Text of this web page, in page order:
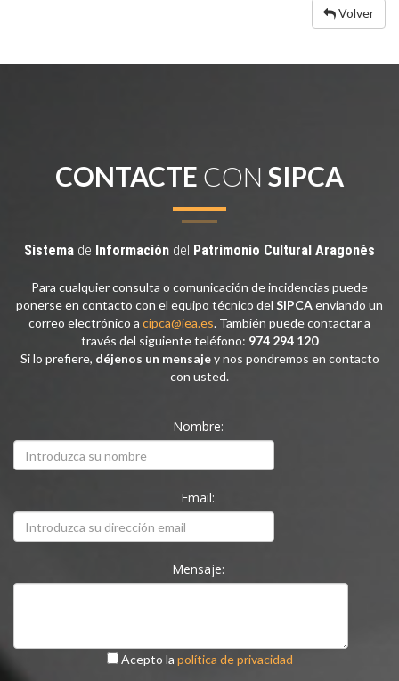
Volver
CONTACTE CON SIPCA
Sistema de Información del Patrimonio Cultural Aragonés
Para cualquier consulta o comunicación de incidencias puede
ponerse en contacto con el equipo técnico del SIPCAenviando un
correo electrónico a cipca@iea.es. También puede contactar a
través del siguiente teléfono: 974 294 120
Si lo prefiere, déjenos un mensajey nos pondremos en contacto
con usted.
Nombre:
Email:
Mensaje:
Acepto la política de privacidad